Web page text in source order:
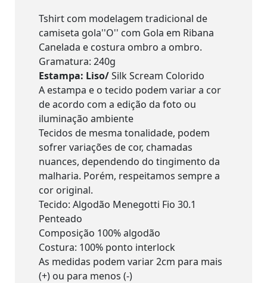
Tshirt com modelagem tradicional de
camiseta gola''O'' com Gola em Ribana
Canelada e costura ombro a ombro.
Gramatura: 240g
Estampa: Liso/Silk Scream Colorido
A estampa e o tecido podem variar a cor
de acordo com a edição da foto ou
iluminação ambiente
Tecidos de mesma tonalidade, podem
sofrer variações de cor, chamadas
nuances, dependendo do tingimento da
malharia. Porém, respeitamos sempre a
cor original.
Tecido: Algodão Menegotti Fio 30.1
Penteado
Composição 100% algodão
Costura: 100% ponto interlock
As medidas podem variar 2cm para mais
(+) ou para menos (-)